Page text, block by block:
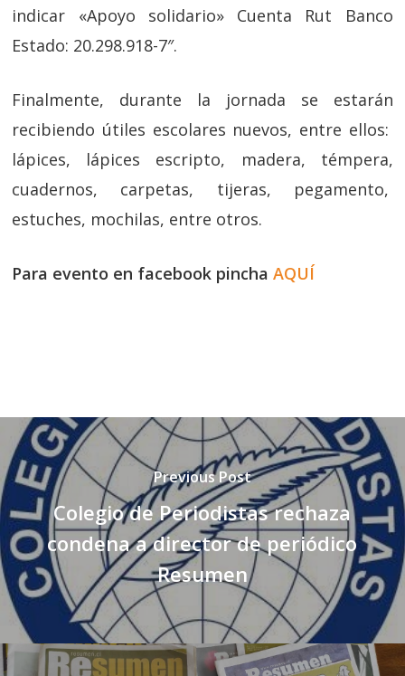
indicar «Apoyo solidario» Cuenta Rut Banco
Estado: 20.298.918-7″.
Finalmente, durante la jornada se estarán
recibiendo útiles escolares nuevos, entre ellos:
lápices, lápices escripto, madera, témpera,
cuadernos, carpetas, tijeras, pegamento,
estuches, mochilas, entre otros.
Para evento en facebook pinchaAQUÍ
Previous Post
Colegio de Periodistas rechaza
condena a director de periódico
Resumen